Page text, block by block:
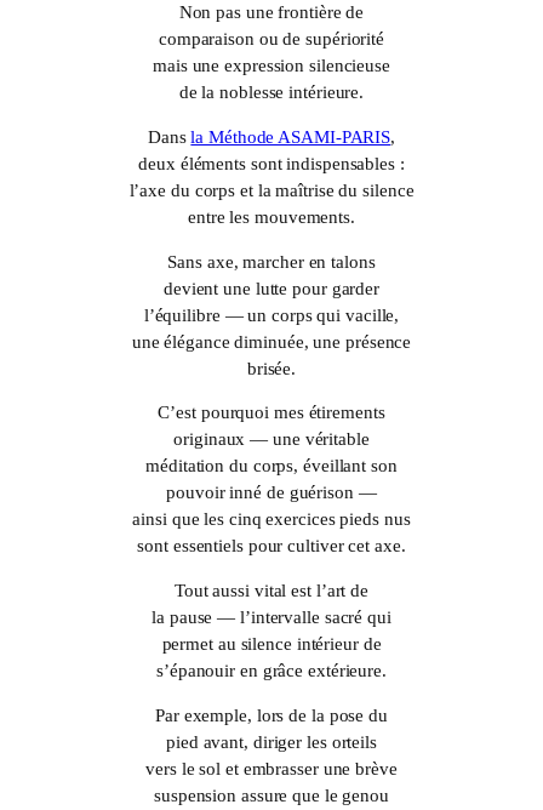
Non pas une frontière de
comparaison ou de supériorité
mais une expression silencieuse
de la noblesse intérieure.
Dansla Méthode ASAMI-PARIS,
deux éléments sont indispensables :
l’axe du corps et la maîtrise du silence
entre les mouvements.
Sans axe, marcher en talons
devient une lutte pour garder
l’équilibre — un corps qui vacille,
une élégance diminuée, une présence
brisée.
C’est pourquoi mes étirements
originaux — une véritable
méditation du corps, éveillant son
pouvoir inné de guérison —
ainsi que les cinq exercices pieds nus
sont essentiels pour cultiver cet axe.
Tout aussi vital est l’art de
la pause — l’intervalle sacré qui
permet au silence intérieur de
s’épanouir en grâce extérieure.
Par exemple, lors de la pose du
pied avant, diriger les orteils
vers le sol et embrasser une brève
suspension assure que le genou